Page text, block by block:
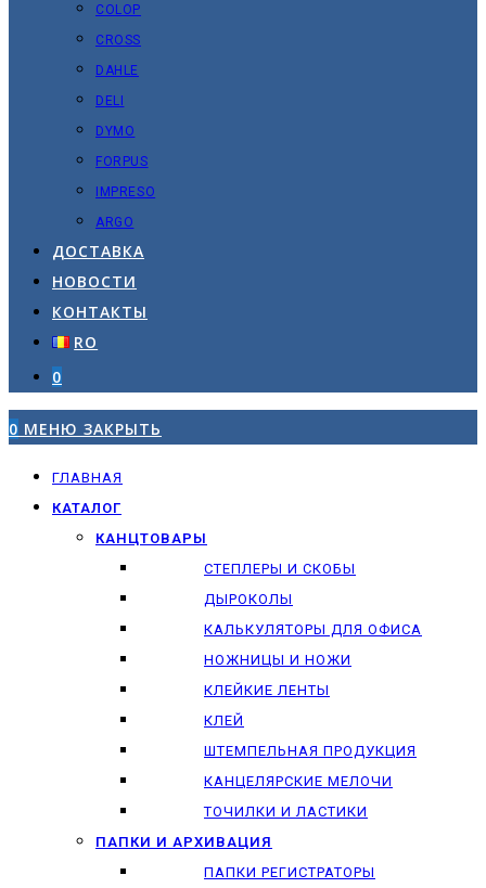
COLOP
CROSS
DAHLE
DELI
DYMO
FORPUS
IMPRESO
ARGO
ДОСТАВКА
НОВОСТИ
КОНТАКТЫ
RO
0
0 МЕНЮ ЗАКРЫТЬ
ГЛАВНАЯ
КАТАЛОГ
КАНЦТОВАРЫ
СТЕПЛЕРЫ И СКОБЫ
ДЫРОКОЛЫ
КАЛЬКУЛЯТОРЫ ДЛЯ ОФИСА
НОЖНИЦЫ И НОЖИ
КЛЕЙКИЕ ЛЕНТЫ
КЛЕЙ
ШТЕМПЕЛЬНАЯ ПРОДУКЦИЯ
КАНЦЕЛЯРСКИЕ МЕЛОЧИ
ТОЧИЛКИ И ЛАСТИКИ
ПАПКИ И АРХИВАЦИЯ
ПАПКИ РЕГИСТРАТОРЫ